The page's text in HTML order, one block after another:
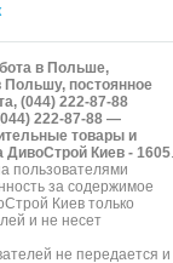
в Польше,
Польшу, постоянное
(044) 222-87-88
222-87-88 —
товары и
ДивоСтрой Киев - 1605.
пользователями
за содержимое
Киев только
и не несет
не передается и